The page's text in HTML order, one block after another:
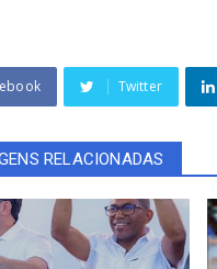
Twitter
RELACIONADAS